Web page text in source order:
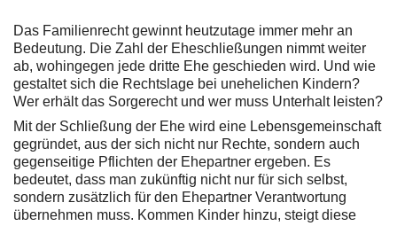
Das Familienrecht gewinnt heutzutage immer mehr an
Bedeutung. Die Zahl der Eheschließungen nimmt weiter
ab, wohingegen jede dritte Ehe geschieden wird. Und wie
gestaltet sich die Rechtslage bei unehelichen Kindern?
Wer erhält das Sorgerecht und wer muss Unterhalt leisten?
Mit der Schließung der Ehe wird eine Lebensgemeinschaft
gegründet, aus der sich nicht nur Rechte, sondern auch
gegenseitige Pflichten der Ehepartner ergeben. Es
bedeutet, dass man zukünftig nicht nur für sich selbst,
sondern zusätzlich für den Ehepartner Verantwortung
übernehmen muss. Kommen Kinder hinzu, steigt diese